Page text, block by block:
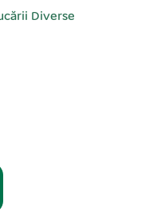
Diverse